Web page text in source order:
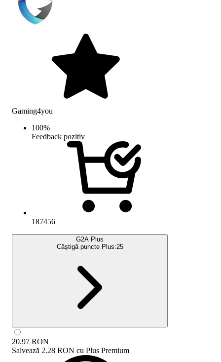
Gaming4you
100%
Feedback pozitiv
187456
G2A Plus
Câștigă puncte Plus:25
20.97 RON
Salvează 2.28 RON cu Plus Premium